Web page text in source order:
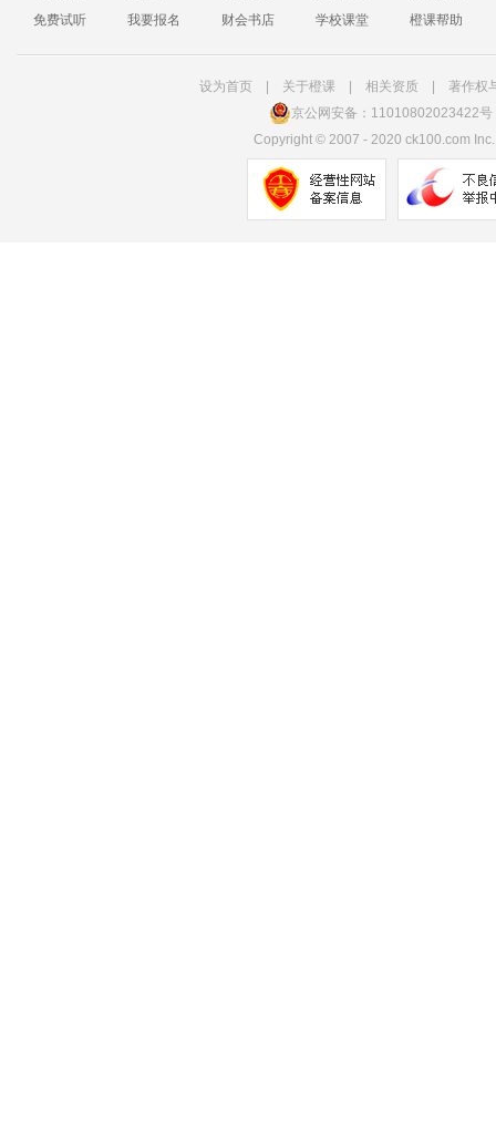
免费试听
我要报名 财会书店 学校课堂 橙课帮助
设为首页| 关于橙课| 相关资质
著作权
京公网安备：11010802023422号
Copyright ©2007 - 2020 ck100.com